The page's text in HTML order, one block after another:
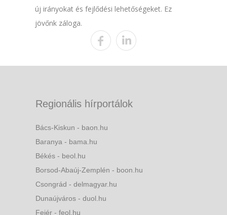
új irányokat és fejlődési lehetőségeket. Ez
jövőnk záloga.
Regionális hírportálok
Bács-Kiskun - baon.hu
Baranya - bama.hu
Békés - beol.hu
Borsod-Abaúj-Zemplén - boon.hu
Csongrád - delmagyar.hu
Dunaújváros - duol.hu
Fejér - feol.hu